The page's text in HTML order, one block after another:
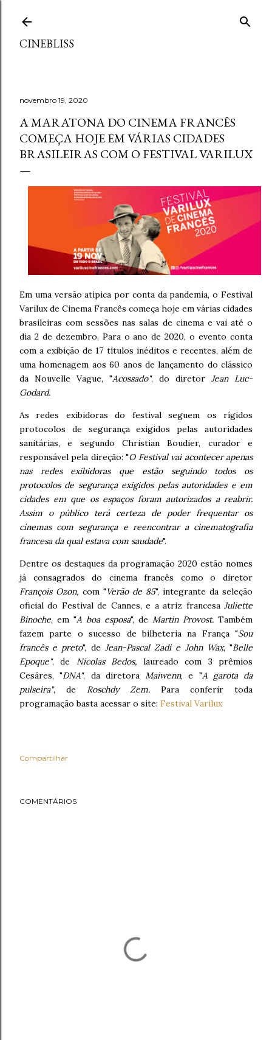
CINEBLISS
novembro 19, 2020
A MARATONA DO CINEMA FRANCÊS
COMEÇA HOJE EM VÁRIAS CIDADES
BRASILEIRAS COM O FESTIVAL VARILUX
Em uma versão atípica por conta da pandemia, o Festival
Varilux de Cinema Francês começa hoje em várias cidades
brasileiras com sessões nas salas de cinema e vai até o
dia 2 de dezembro. Para o ano de 2020, o evento conta
com a exibição de 17 títulos inéditos e recentes, além de
uma homenagem aos 60 anos de lançamento do clássico
da Nouvelle Vague, "Acossado", do diretor Jean Luc-
Godard.
As redes exibidoras do festival seguem os rígidos
protocolos de segurança exigidos pelas autoridades
sanitárias, e segundo Christian Boudier, curador e
responsável pela direção: "O Festival vai acontecer apenas
nas redes exibidoras que estão seguindo todos os
protocolos de segurança exigidos pelas autoridades e em
cidades em que os espaços foram autorizados a reabrir.
Assim o público terá certeza de poder frequentar os
cinemas com segurança e reencontrar a cinematografia
francesa da qual estava com saudade".
Dentre os destaques da programação 2020 estão nomes
já consagrados do cinema francês como o diretor
François Ozon, com "Verão de 85", integrante da seleção
oficial do Festival de Cannes, e a atriz francesa Juliette
Binoche, em "A boa esposa", de Martin Provost. Também
fazem parte o sucesso de bilheteria na França "Sou
francês e preto", de Jean-Pascal Zadi e John Wax, "Belle
Epoque", de Nicolas Bedos,laureado com 3 prêmios
Cesáres, "DNA", da diretora Maiwenn, e "A garota da
pulseira", de Roschdy Zem. Para conferir toda
programação basta acessar o site: Festival Varilux
Compartilhar
COMENTÁRIOS